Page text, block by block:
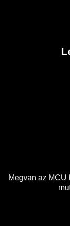
Megvan az MCU